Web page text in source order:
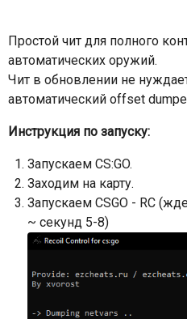
Простой чит для полного
автоматических оружий.
Чит в обновлении не
автоматический offset
Инструкция по запуску:
Запускаем CS:GO.
Заходим на карту.
Запускаем CSGO - RC
~ секунд 5-8)